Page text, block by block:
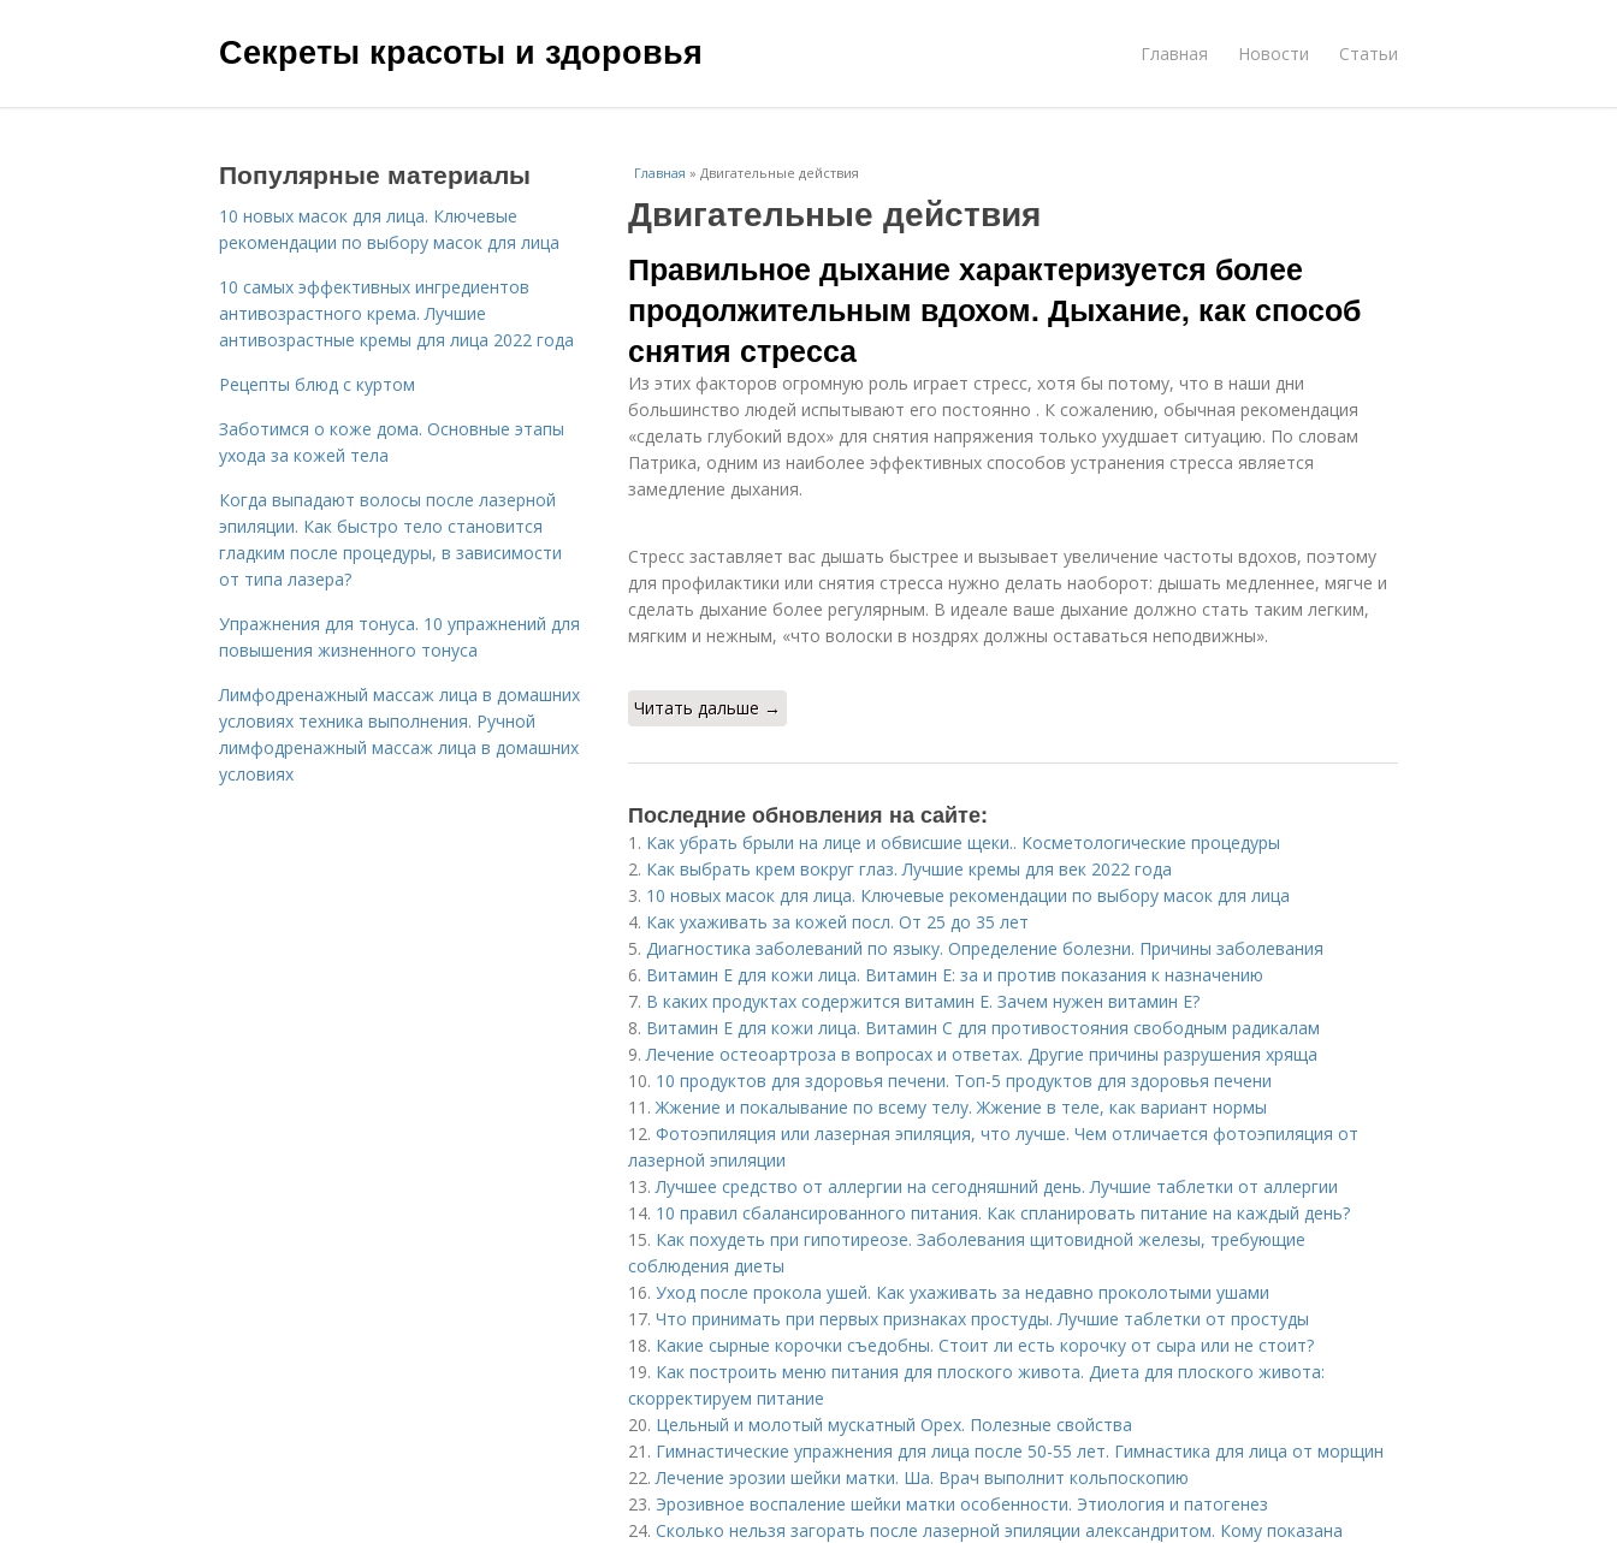
Секреты красоты и здоровья Главная Новости Статьи
Главная » Двигательные действия
Двигательные действия
Правильное дыхание характеризуется более
продолжительным вдохом. Дыхание, как способ
снятия стресса
Из этих факторов огромную роль играет стресс, хотя бы потому, что в наши дни
большинство людей испытывают его постоянно . К сожалению, обычная рекомендация
«сделать глубокий вдох» для снятия напряжения только ухудшает ситуацию. По словам
Патрика, одним из наиболее эффективных способов устранения стресса является
замедление дыхания.
Стресс заставляет вас дышать быстрее и вызывает увеличение частоты вдохов, поэтому
для профилактики или снятия стресса нужно делать наоборот: дышать медленнее, мягче и
сделать дыхание более регулярным. В идеале ваше дыхание должно стать таким легким,
мягким и нежным, «что волоски в ноздрях должны оставаться неподвижны».
Читать дальше →
Последние обновления на сайте:
1. Как убрать брыли на лице и обвисшие щеки.. Косметологические процедуры
2. Как выбрать крем вокруг глаз. Лучшие кремы для век 2022 года
3. 10 новых масок для лица. Ключевые рекомендации по выбору масок для лица
4. Как ухаживать за кожей посл. От 25 до 35 лет
5. Диагностика заболеваний по языку. Определение болезни. Причины заболевания
6. Витамин E для кожи лица. Витамин Е: за и против показания к назначению
7. В каких продуктах содержится витамин Е. Зачем нужен витамин Е?
8. Витамин Е для кожи лица. Витамин С для противостояния свободным радикалам
9.Лечение остеоартроза в вопросах и ответах. Другие причины разрушения хряща
10. 10 продуктов для здоровья печени. Топ-5 продуктов для здоровья печени
11.Жжение и покалывание по всему телу. Жжение в теле, как вариант нормы
12. Фотоэпиляция или лазерная эпиляция, что лучше. Чем отличается фотоэпиляция от
лазерной эпиляции
13.Лучшее средство от аллергии на сегодняшний день. Лучшие таблетки от аллергии
14. 10 правил сбалансированного питания. Как спланировать питание на каждый день?
15. Как похудеть при гипотиреозе. Заболевания щитовидной железы, требующие
соблюдения диеты
16. Уход после прокола ушей. Как ухаживать за недавно проколотыми ушами
17. Что принимать при первых признаках простуды. Лучшие таблетки от простуды
18. Какие сырные корочки съедобны. Стоит ли есть корочку от сыра или не стоит?
19. Как построить меню питания для плоского живота. Диета для плоского живота:
скорректируем питание
20. Цельный и молотый мускатный Орех. Полезные свойства
21. Гимнастические упражнения для лица после 50-55 лет. Гимнастика для лица от морщин
22.Лечение эрозии шейки матки. Ша. Врач выполнит кольпоскопию
23. Эрозивное воспаление шейки матки особенности. Этиология и патогенез
24. Сколько нельзя загорать после лазерной эпиляции александритом. Кому показана
Популярные материалы
10 новых масок для лица. Ключевые
рекомендации по выбору масок для лица
10 самых эффективных ингредиентов
антивозрастного крема. Лучшие
антивозрастные кремы для лица 2022 года
Рецепты блюд с куртом
Заботимся о коже дома. Основные этапы
ухода за кожей тела
Когда выпадают волосы после лазерной
эпиляции. Как быстро тело становится
гладким после процедуры, в зависимости
от типа лазера?
Упражнения для тонуса. 10 упражнений для
повышения жизненного тонуса
Лимфодренажный массаж лица в домашних
условиях техника выполнения. Ручной
лимфодренажный массаж лица в домашних
условиях